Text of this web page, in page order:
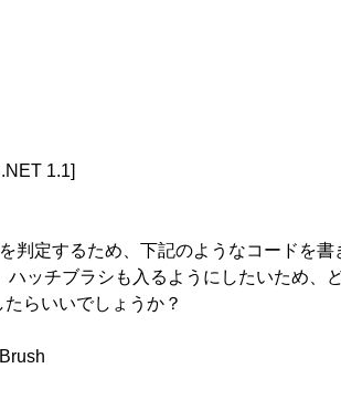
1.1]
判定するため、下記のようなコードを
ハッチブラシも入るようにしたいため
らいいでしょうか？